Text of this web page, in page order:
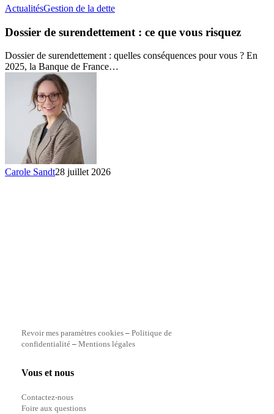
ActualitésGestion de la detteDossier
surendettement
ce
que
Dossier de surendettement : ce que vous risquez
Dossier de surendettement : quelles conséquences pour vous ? En
2025, la Banque de France…
Carole Sandt28 juillet 2026
Revoir mes paramètres cookies– Politique de
confidentialité – Mentions légales
Vous et nous
Contactez-nous
Foire aux questions